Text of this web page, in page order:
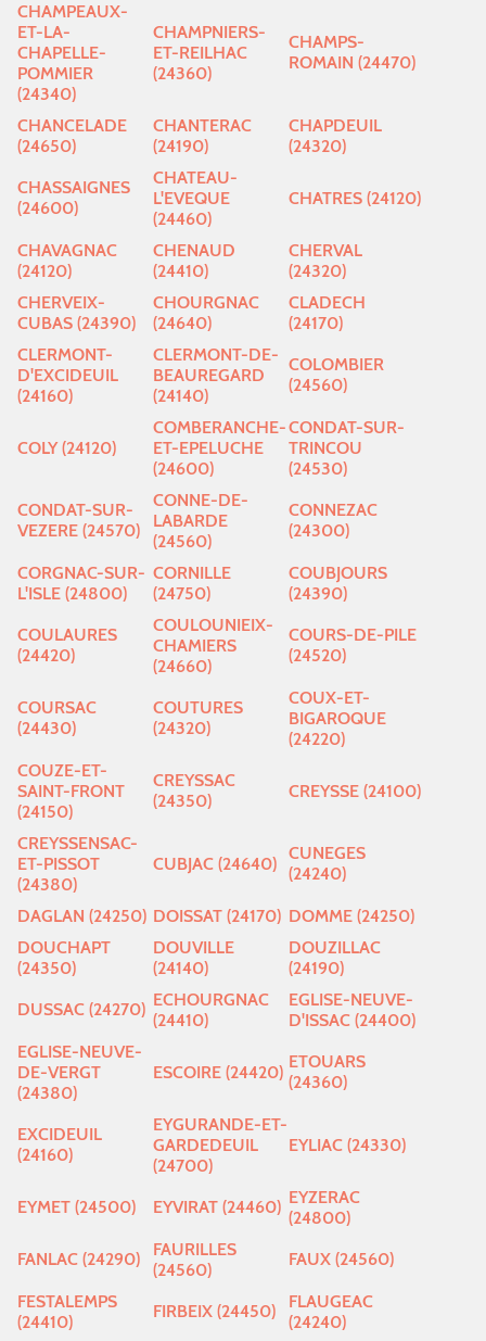
CHAMPEAUX-
ET-LA-
CHAPELLE-
POMMIER
(24340)
CHAMPNIERS-
ET-REILHAC
(24360)
CHAMPS-
ROMAIN (24470)
CHANCELADE
(24650)
CHANTERAC
(24190)
CHAPDEUIL
(24320)
CHASSAIGNES
(24600)
CHATEAU-
L'EVEQUE
(24460)
CHATRES (24120)
CHAVAGNAC
(24120)
CHENAUD
(24410)
CHERVAL
(24320)
CHERVEIX-
CUBAS (24390)
CHOURGNAC
(24640)
CLADECH
(24170)
CLERMONT-
D'EXCIDEUIL
(24160)
CLERMONT-DE-
BEAUREGARD
(24140)
COLOMBIER
(24560)
COLY (24120)
COMBERANCHE-
ET-EPELUCHE
(24600)
CONDAT-SUR-
TRINCOU
(24530)
CONDAT-SUR-
VEZERE (24570)
CONNE-DE-
LABARDE
(24560)
CONNEZAC
(24300)
CORGNAC-SUR-
L'ISLE (24800)
CORNILLE
(24750)
COUBJOURS
(24390)
COULAURES
(24420)
COULOUNIEIX-
CHAMIERS
(24660)
COURS-DE-PILE
(24520)
COURSAC
(24430)
COUTURES
(24320)
COUX-ET-
BIGAROQUE
(24220)
COUZE-ET-
SAINT-FRONT
(24150)
CREYSSAC
(24350)
CREYSSE (24100)
CREYSSENSAC-
ET-PISSOT
(24380)
CUBJAC (24640) CUNEGES
(24240)
DAGLAN (24250) DOISSAT (24170) DOMME (24250)
DOUCHAPT
(24350)
DOUVILLE
(24140)
DOUZILLAC
(24190)
DUSSAC (24270) ECHOURGNAC
(24410)
EGLISE-NEUVE-
D'ISSAC (24400)
EGLISE-NEUVE-
DE-VERGT
(24380)
ESCOIRE (24420) ETOUARS
(24360)
EXCIDEUIL
(24160)
EYGURANDE-ET-
GARDEDEUIL
(24700)
EYLIAC (24330)
EYMET (24500) EYVIRAT (24460) EYZERAC
(24800)
FANLAC (24290)
FAURILLES
(24560)
FAUX (24560)
FESTALEMPS
(24410)
FIRBEIX (24450)
FLAUGEAC
(24240)